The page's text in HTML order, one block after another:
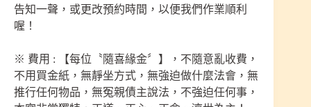
告知一聲，或更改預約時間，以便我們作業順利
喔！
※ 費用 : 【每位〝隨喜緣金〞】，不隨意亂收費，
不用買金紙，無靜坐方式，無強迫做什麼法會，無
推行任何物品，無冤親債主說法，不強迫任何事，